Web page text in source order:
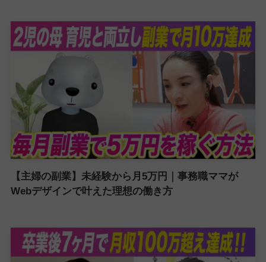
【主婦の副業】未経験から月5万円｜事務職ママが
Webデザインで叶えた理想の働き方